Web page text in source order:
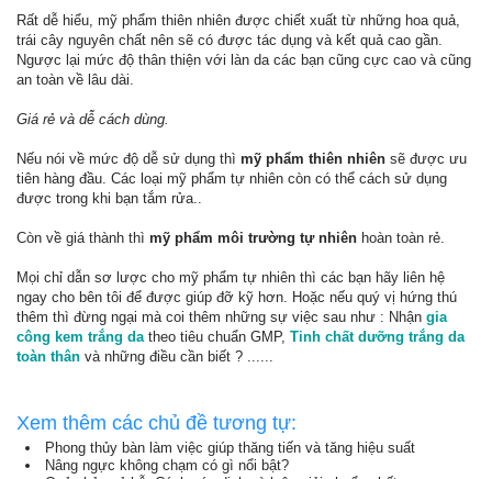
Rất dễ hiểu, mỹ phẩm thiên nhiên được chiết xuất từ những hoa quả,
trái cây nguyên chất nên sẽ có được tác dụng và kết quả cao gần.
Ngược lại mức độ thân thiện với làn da các bạn cũng cực cao và cũng
an toàn về lâu dài.
Giá rẻ và dễ cách dùng.
Nếu nói về mức độ dễ sử dụng thì mỹ phẩm thiên nhiên sẽ được ưu
tiên hàng đầu. Các loại mỹ phẩm tự nhiên còn có thể cách sử dụng
được trong khi bạn tắm rửa..
Còn về giá thành thì mỹ phẩm môi trường tự nhiên hoàn toàn rẻ.
Mọi chỉ dẫn sơ lược cho mỹ phẩm tự nhiên thì các bạn hãy liên hệ
ngay cho bên tôi để được giúp đỡ kỹ hơn. Hoặc nếu quý vị hứng thú
thêm thì đừng ngại mà coi thêm những sự việc sau như : Nhận gia
công kem trắng datheo tiêu chuẩn GMP, Tinh chất dưỡng trắng da
toàn thân và những điều cần biết ? ......
Xem thêm các chủ đề tương tự:
Phong thủy bàn làm việc giúp thăng tiến và tăng hiệu suất
Nâng ngực không chạm có gì nổi bật?